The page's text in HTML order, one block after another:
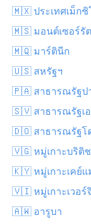
🇲🇽 ประเทศเม็กซิ
🇲🇸 มอนต์เซอร์รัต
🇲🇶 มาร์ตินีก
🇺🇸 สหรัฐฯ
🇵🇦 สาธารณรัฐป
🇸🇻 สาธารณรัฐเ
🇩🇴 สาธารณรัฐโ
🇻🇬 หมู่เกาะบริติช
🇰🇾 หมู่เกาะเคย์
🇻🇮 หมู่เกาะเวอร์
🇦🇼 อารูบา